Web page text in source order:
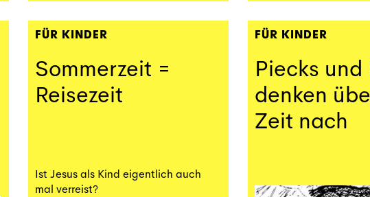
FÜR KINDER
Sommerzeit =
Reisezeit
Ist Jesus als Kind eigentlich auch
mal verreist?
FÜR KINDER
Piecks und
denken
Zeit nach